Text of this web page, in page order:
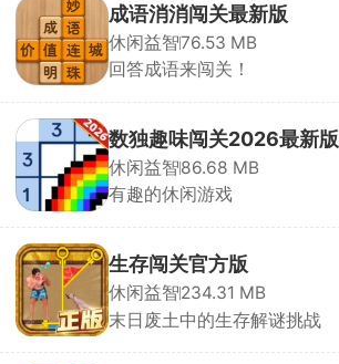
成语消消闯关最新版
休闲益智76.53 MB
回答成语来闯关！
数独趣味闯关2026最新版
休闲益智86.68 MB
有趣的休闲游戏
生存闯关官方版
休闲益智234.31 MB
末日废土中的生存解谜挑战